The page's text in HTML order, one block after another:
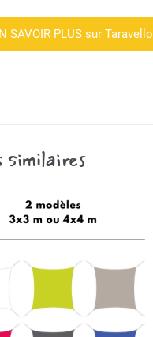
SAVOIR PLUS sur Taravello